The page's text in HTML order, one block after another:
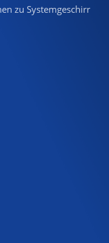
zu Systemgeschirr